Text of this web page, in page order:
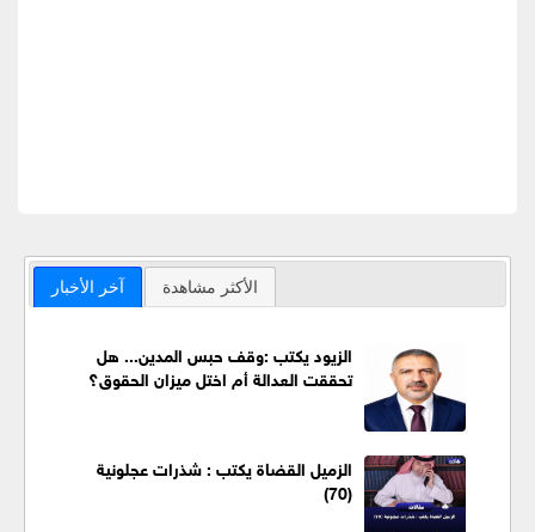
آخر الأخبار الأكثر مشاهدة
الزيود يكتب :وقف حبس المدين... هل
تحققت العدالة أم اختل ميزان الحقوق؟
الزميل القضاة يكتب : شذرات عجلونية
(70)